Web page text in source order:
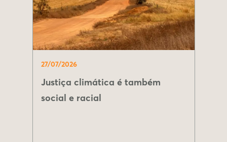
27/07/2026
Justiça climática é também
social e racial